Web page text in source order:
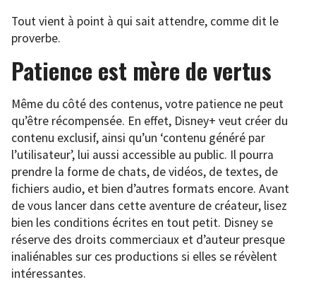
Tout vient à point à qui sait attendre, comme dit le
proverbe.
Patience est mère de vertus
Même du côté des contenus, votre patience ne peut
qu’être récompensée. En effet, Disney+ veut créer du
contenu exclusif, ainsi qu’un ‘contenu généré par
l’utilisateur’, lui aussi accessible au public. Il pourra
prendre la forme de chats, de vidéos, de textes, de
fichiers audio, et bien d’autres formats encore. Avant
de vous lancer dans cette aventure de créateur, lisez
bien les conditions écrites en tout petit. Disney se
réserve des droits commerciaux et d’auteur presque
inaliénables sur ces productions si elles se révèlent
intéressantes.